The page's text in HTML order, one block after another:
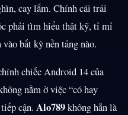
cay lắm. Chính cái trải
phải tìm hiểu thật kỹ, tỉ mỉ
bất kỳ nền tảng nào.
chiếc Android 14 của
nằm ở việc “có hay
cận. Alo789không hẳn là